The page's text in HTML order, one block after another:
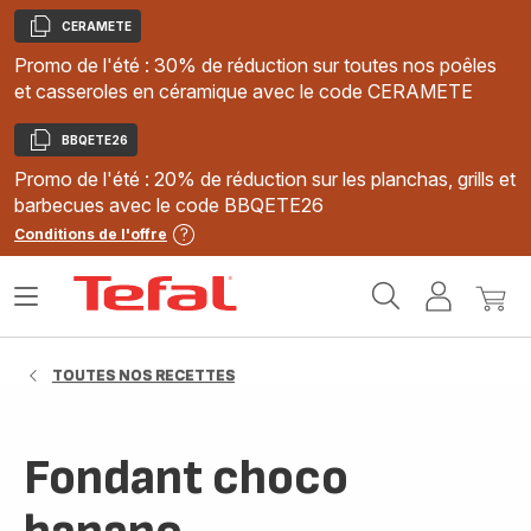
Copier
CERAMETE
Promo de l'été : 30% de réduction sur toutes nos poêles
et casseroles en céramique avec le code CERAMETE
Copier
BBQETE26
Promo de l'été : 20% de réduction sur les planchas, grills et
barbecues avec le code BBQETE26
Conditions de l'offre
MonMon
Ouvrir
TOUTES NOS RECETTES
Fondant choco